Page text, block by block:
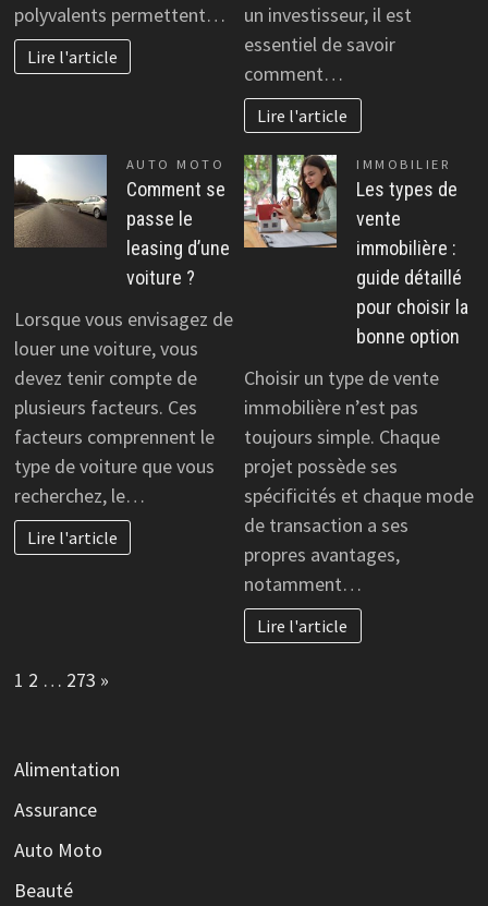
polyvalents permettent…
Lire l'article
un investisseur, il est
essentiel de savoir
comment…
Lire l'article
AUTO MOTO
Comment se
passe le
leasing d’une
voiture ?
Lorsque vous envisagez de
louer une voiture, vous
devez tenir compte de
plusieurs facteurs. Ces
facteurs comprennent le
type de voiture que vous
recherchez, le…
Lire l'article
IMMOBILIER
Les types de
vente
immobilière :
guide détaillé
pour choisir la
bonne option
Choisir un type de vente
immobilière n’est pas
toujours simple. Chaque
projet possède ses
spécificités et chaque mode
de transaction a ses
propres avantages,
notamment…
Lire l'article
Page:
1 2 … 273 Next
»
Alimentation
Assurance
Auto Moto
Beauté